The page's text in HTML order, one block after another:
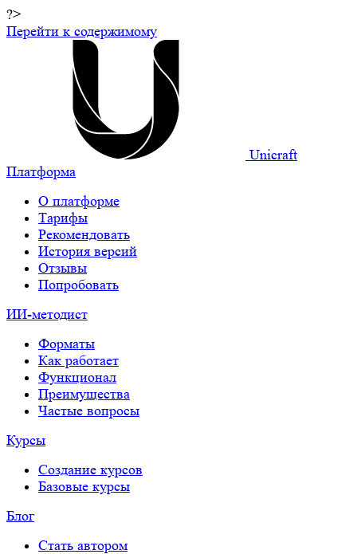
?>
Перейти к содержимому
Unicraft
Платформа
О платформе
Тарифы
Рекомендовать
История версий
Отзывы
Попробовать
ИИ-методист
Форматы
Как работает
Функционал
Преимущества
Частые вопросы
Курсы
Создание курсов
Базовые курсы
Блог
Стать автором